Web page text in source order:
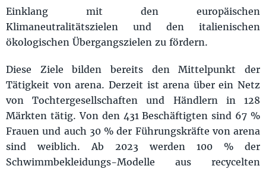
Einklang mit den europäischen
Klimaneutralitätszielen und den italienischen
ökologischen Übergangszielen zu fördern.
Diese Ziele bilden bereits den Mittelpunkt der
Tätigkeit von arena. Derzeit ist arena über ein Netz
von Tochtergesellschaften und Händlern in 128
Märkten tätig. Von den 431 Beschäftigten sind 67 %
Frauen und auch 30 % der Führungskräfte von arena
sind weiblich. Ab 2023 werden 100 % der
Schwimmbekleidungs-Modelle aus recycelten